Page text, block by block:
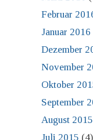
Februar
Januar 2016
Dezember
November
Oktober
September
August 2015
Juli 2015 (4)